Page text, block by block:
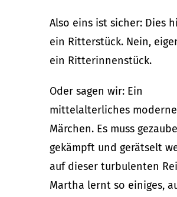
Also eins ist sicher: Dies
ein Ritterstück. Nein,
ein Ritterinnenstück.
Oder sagen wir: Ein
mittelalterliches
Märchen. Es muss
gekämpft und gerätselt
auf dieser turbulenten
Martha lernt so einiges,